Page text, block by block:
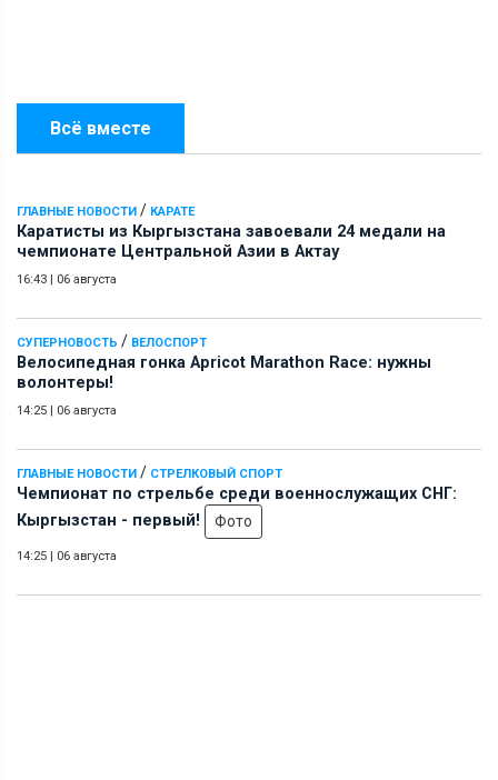
Всё вместе
ГЛАВНЫЕ НОВОСТИ / КАРАТЕ
Каратисты из Кыргызстана завоевали 24 медали на
чемпионате Центральной Азии в Актау
16:43 | 06 августа
СУПЕРНОВОСТЬ / ВЕЛОСПОРТ
Велосипедная гонка Apricot Marathon Race: нужны
волонтеры!
14:25 | 06 августа
ГЛАВНЫЕ НОВОСТИ / СТРЕЛКОВЫЙ СПОРТ
Чемпионат по стрельбе среди военнослужащих СНГ:
Кыргызстан - первый!
Фото
14:25 | 06 августа